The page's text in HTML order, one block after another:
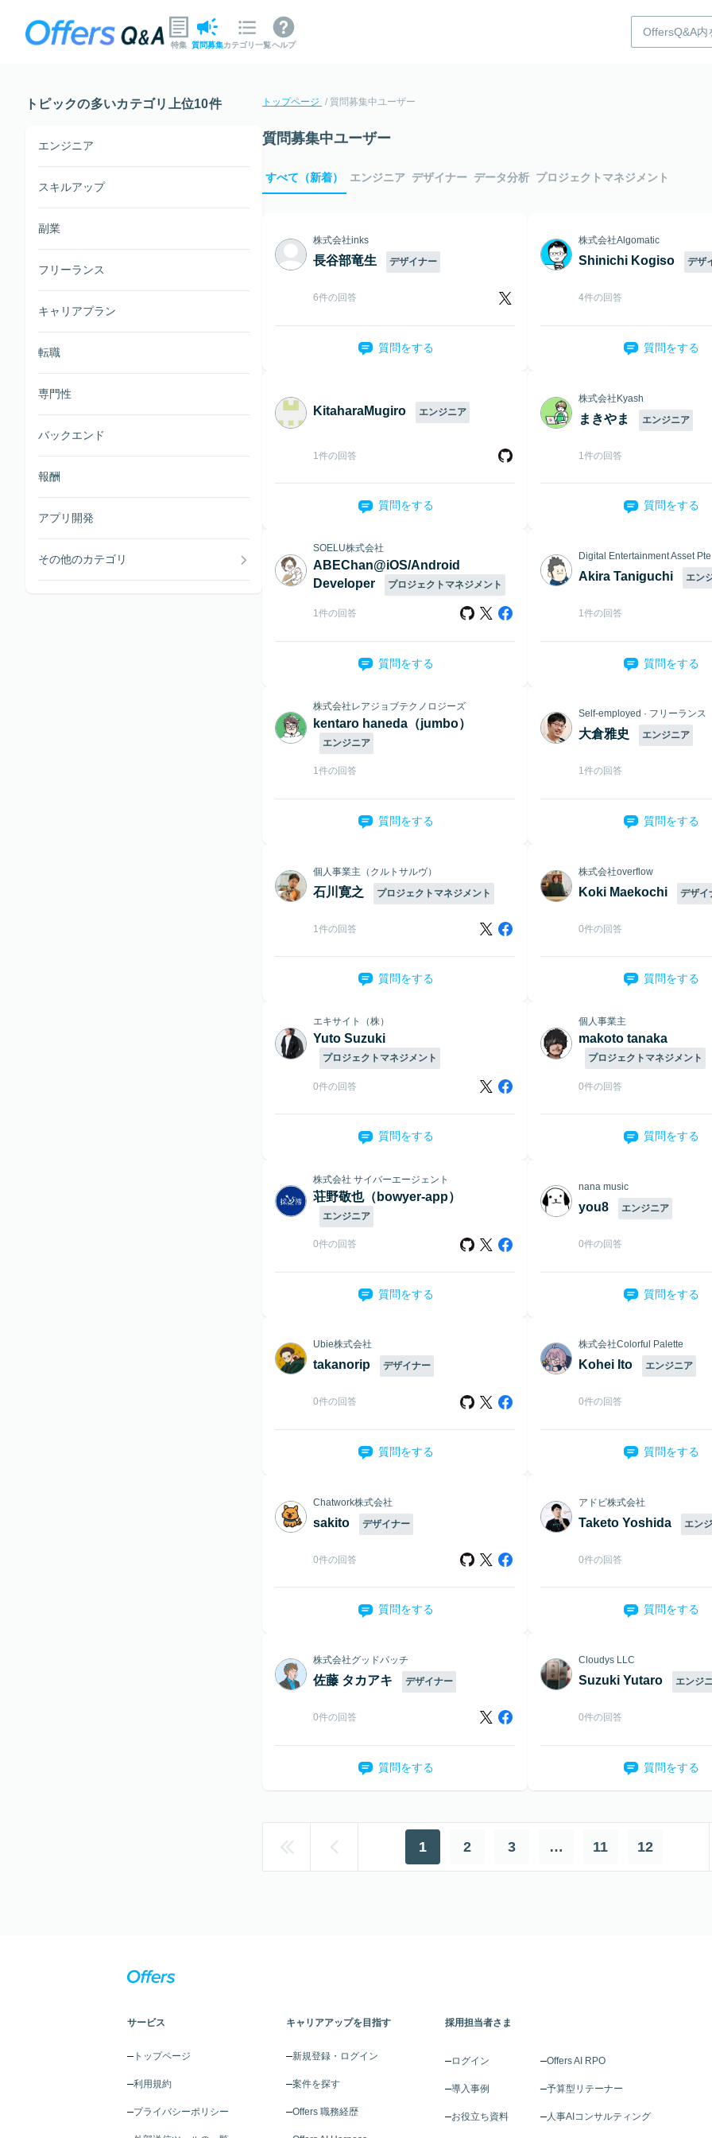
特集 質問募集カテゴリ一覧ヘルプ
トピックの多いカテゴリ上位10件
エンジニア
スキルアップ
副業
フリーランス
キャリアプラン
転職
専門性
バックエンド
報酬
アプリ開発
その他のカテゴリ
トップページ 質問募集中ユーザー
質問募集中ユーザー
すべて（新着） エンジニア デザイナー データ分析 プロジェクトマネジメント
株式会社inks
長谷部竜生 デザイナー
6件の回答
質問をする
株式会社Algomatic
Shinichi Kogiso デザ
4件の回答
質問をする
KitaharaMugiro エンジニア
1件の回答
質問をする
株式会社Kyash
まきやま エンジニア
1件の回答
質問をする
SOELU株式会社
ABEChan@iOS/Android
Developer
プロジェクトマネジメント
1件の回答
質問をする
Digital Entertainment Asset
Akira Taniguchi エン
1件の回答
質問をする
株式会社レアジョブテクノロジーズ
kentaro haneda（jumbo）
エンジニア
1件の回答
質問をする
Self-employed · フリーランス
大倉雅史 エンジニア
1件の回答
質問をする
個人事業主（クルトサルヴ）
石川寛之 プロジェクトマネジメント
1件の回答
質問をする
株式会社overflow
Koki Maekochi デザイ
0件の回答
質問をする
エキサイト（株）
Yuto Suzuki
プロジェクトマネジメント
0件の回答
質問をする
個人事業主
makoto tanaka
プロジェクトマネジメント
0件の回答
質問をする
株式会社 サイバーエージェント
荘野敬也（bowyer-app）
エンジニア
0件の回答
質問をする
nana music
you8 エンジニア
0件の回答
質問をする
Ubie株式会社
takanorip デザイナー
0件の回答
質問をする
株式会社Colorful Palette
Kohei Ito エンジニア
0件の回答
質問をする
Chatwork株式会社
sakito デザイナー
0件の回答
質問をする
アドビ株式会社
Taketo Yoshida エン
0件の回答
質問をする
株式会社グッドパッチ
佐藤 タカアキ デザイナー
0件の回答
質問をする
Cloudys LLC
Suzuki Yutaro エンジ
0件の回答
質問をする
1 2 3 … 11 12
サービス
トップページ
利用規約
プライバシーポリシー
キャリアアップを目指す
新規登録・ログイン
案件を探す
Offers 職務経歴
採用担当者さま
ログイン
導入事例
お役立ち資料
Offers AI RPO
予算型リテーナー
人事AIコンサルティング